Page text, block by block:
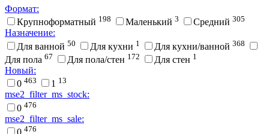
Формат:
Крупноформатный 198 Маленький 3 Средний 305
Назначение:
Для ванной 50 Для кухни 1 Для кухни/ванной 368
Для пола 67 Для пола/стен 172 Для стен 1
Новый:
0 463 1 13
mse2_filter_ms_stock:
0 476
mse2_filter_ms_sale:
0 476